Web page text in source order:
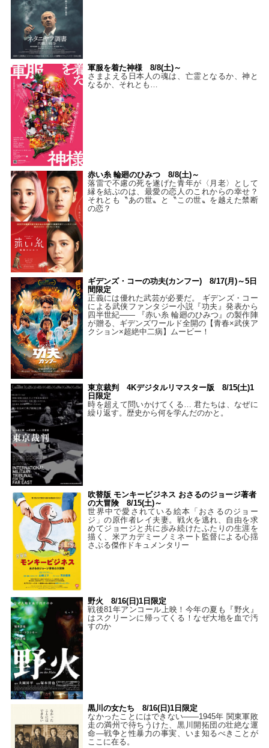
軍服を着た神様 8/8(土)～
さまよえる日本人の魂は、亡霊となるか、神と
なるか、それとも…
赤い糸 輪廻のひみつ 8/8(土)～
落雷で不慮の死を遂げた青年が〈月老〉として
縁を結ぶのは、最愛の恋人のこれからの幸せ？
それとも〝あの世〟と〝この世〟を越えた禁断
の恋？
ギデンズ・コーの功夫(カンフー) 8/17(月)～5日
間限定
正義には優れた武芸が必要だ。 ギデンズ・コー
による武侠ファンタジー小説『功夫』発表から
四半世紀―― 『赤い糸 輪廻のひみつ』の製作陣
が贈る、ギデンズワールド全開の【青春×武侠ア
クション×超絶中二病】ムービー！
東京裁判 4Kデジタルリマスター版 8/15(土)1
日限定
時を超えて問いかけてくる… 君たちは、なぜに
繰り返す。歴史から何を学んだのかと。
吹替版 モンキービジネス おさるのジョージ著者
の大冒険 8/15(土)～
世界中で愛されている絵本「おさるのジョー
ジ」の原作者レイ夫妻。戦火を逃れ、自由を求
めてジョージと共に歩み続けたふたりの生涯を
描く、米アカデミーノミネート監督による心揺
さぶる傑作ドキュメンタリー
野火 8/16(日)1日限定
戦後81年アンコール上映！今年の夏も『野火』
はスクリーンに帰ってくる！なぜ大地を血で汚
すのか
黒川の女たち 8/16(日)1日限定
なかったことにはできない——1945年 関東軍敗
走の満州で待ちうけた、黒川開拓団の壮絶な運
命―戦争と性暴力の事実、いま知るべきことが
ここに在る。